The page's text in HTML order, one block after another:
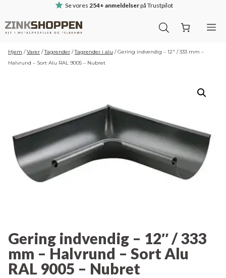
indhold
Se vores 254+ anmeldelserpå Trustpilot
Hjem /Varer /Tagrender /Tagrender i alu /Gering indvendig – 12″ / 333 mm –
Halvrund – Sort Alu RAL 9005 – Nubret
Gering indvendig – 12″ / 333
mm – Halvrund – Sort Alu
RAL 9005 – Nubret